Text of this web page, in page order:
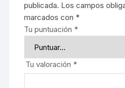
publicada. Los campos
marcados con *
Tu puntuación *
Tu valoración *